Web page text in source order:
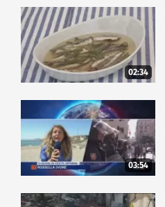
SPETTACOLO
02:34
03:54